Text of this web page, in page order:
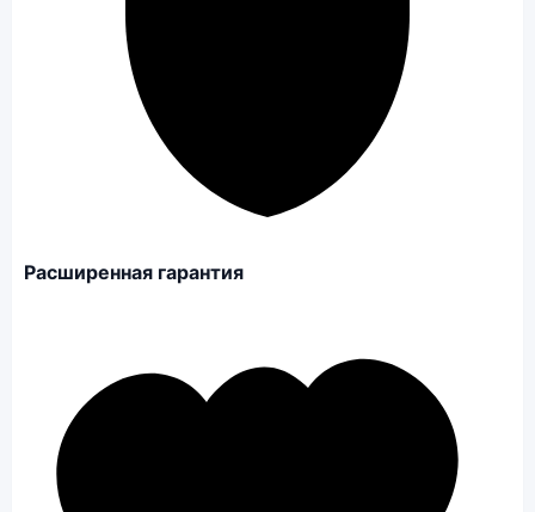
Расширенная гарантия